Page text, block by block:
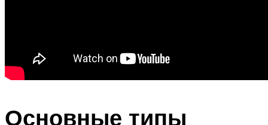
Основные типы